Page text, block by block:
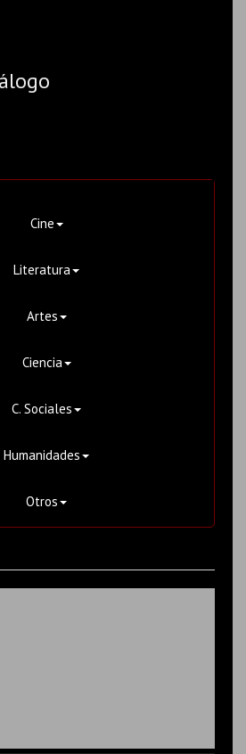
Cine
Literatura
Artes
Ciencia
C. Sociales
Humanidades
Otros